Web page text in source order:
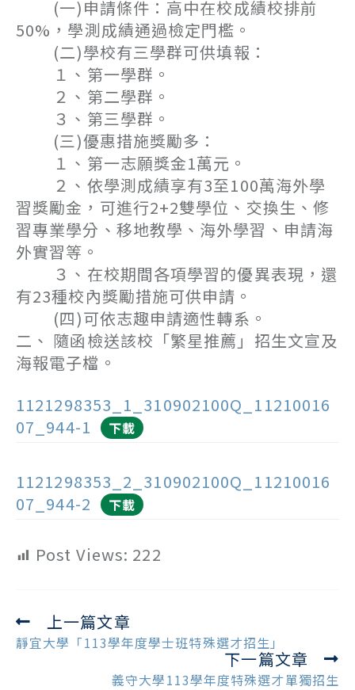
(一)申請條件：高中在校成績校排前
50%，學測成績通過檢定門檻。
(二)學校有三學群可供填報：
１、第一學群。
２、第二學群。
３、第三學群。
(三)優惠措施獎勵多：
１、第一志願獎金1萬元。
２、依學測成績享有3至100萬海外學
習獎勵金，可進行2+2雙學位、交換生、修
習專業學分、移地教學、海外學習、申請海
外實習等。
３、在校期間各項學習的優異表現，還
有23種校內獎勵措施可供申請。
(四)可依志趣申請適性轉系。
二、 隨函檢送該校「繁星推薦」招生文宣及
海報電子檔。
1121298353_1_310902100Q_11210016
07_944-1
下載
1121298353_2_310902100Q_11210016
07_944-2
下載
Post Views: 222
Read
more
上一篇文章
靜宜大學「113學年度學士班特殊選才招生」
下一篇文章
義守大學113學年度特殊選才單獨招生